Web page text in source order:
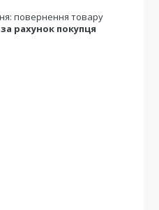
повернення товару
за рахунок покупця